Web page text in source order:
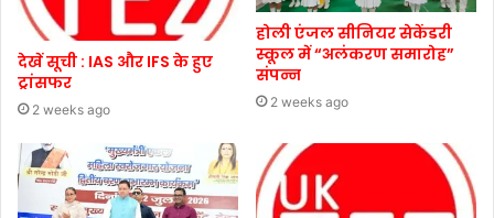
देखें सूची : IAS और IFS के हुए
ट्रांसफर
2 weeks ago
होली एंजल सीनियर सेकेंडरी
स्कूल में “अलंकरण समारोह”
संपन्न
2 weeks ago